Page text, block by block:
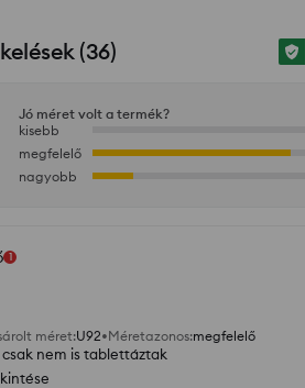
(36)
Jó méret volt a termék?
kisebb
megfelelő
nagyobb
1
méret:U92 Méretazonos:megfelelő
nem is tablettáztak